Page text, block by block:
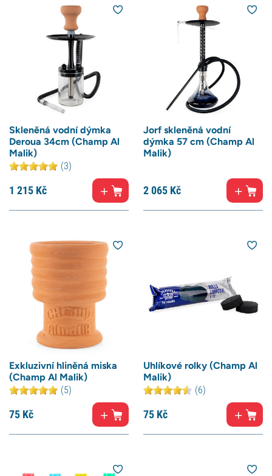
Skleněná vodní dýmka
Deroua 34cm (Champ Al
Malik)
(3)
1 215 Kč
Jorf skleněná vodní
dýmka 57 cm (Champ Al
Malik)
2 065 Kč
Exkluzivní hliněná miska
(Champ Al Malik)
(5)
75 Kč
Uhlíkové rolky (Champ Al
Malik)
(6)
75 Kč